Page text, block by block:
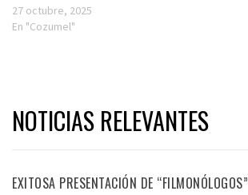
27 octubre, 2025
En "Cozumel"
NOTICIAS RELEVANTES
EXITOSA PRESENTACIÓN DE “FILMONÓLOGOS”